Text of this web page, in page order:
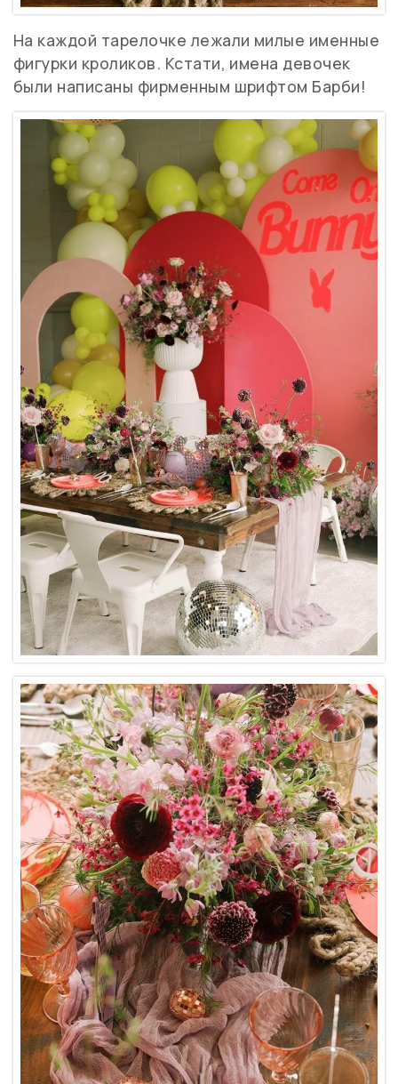
На каждой тарелочке лежали милые именные
фигурки кроликов. Кстати, имена девочек
были написаны фирменным шрифтом Барби!